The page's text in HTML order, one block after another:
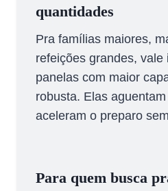
quantidades
Pra famílias maiores,
refeições grandes, vale
panelas com maior
robusta. Elas
aceleram o preparo
Para quem busca